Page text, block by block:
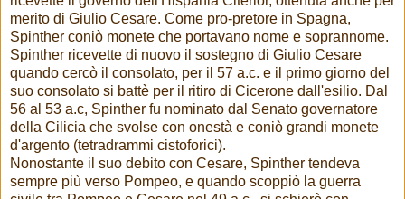
merito di Giulio Cesare. Come pro-pretore in Spagna,
Spinther coniò monete che portavano nome e soprannome.
Spinther ricevette di nuovo il sostegno di Giulio Cesare
quando cercò il consolato, per il 57 a.c. e il primo giorno del
suo consolato si battè per il ritiro di Cicerone dall'esilio. Dal
56 al 53 a.c, Spinther fu nominato dal Senato governatore
della Cilicia che svolse con onestà e coniò grandi monete
d'argento (tetradrammi cistoforici).
Nonostante il suo debito con Cesare, Spinther tendeva
sempre più verso Pompeo, e quando scoppiò la guerra